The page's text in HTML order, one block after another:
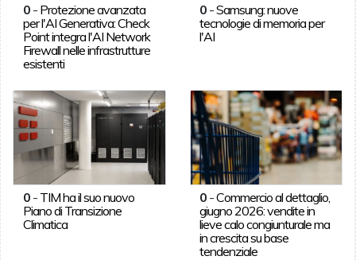
0- Protezione avanzata
per l'AI Generativa: Check
Point integra l'AI Network
Firewall nelle infrastrutture
esistenti
0 -Samsung: nuove
tecnologie di memoria per
l'AI
0- TIM ha il suo nuovo
Piano di Transizione
Climatica
0 -Commercio al dettaglio,
giugno 2026: vendite in
lieve calo congiunturale ma
in crescita su base
tendenziale